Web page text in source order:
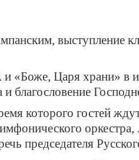
выступление
Царя храни» в
благословение
которого гостей
председателя